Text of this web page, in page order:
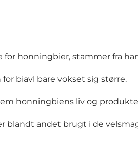
honningbier, stammer fra
biavl bare vokset sig større.
honningbiens liv og
andet brugt i de